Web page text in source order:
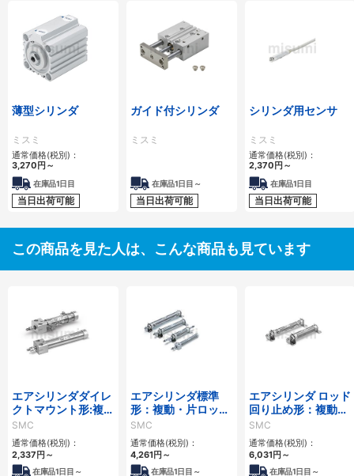
薄型シリンダ
ミスミ
通常価格(税別)：
3,270円～
在庫品1日目
当日出荷可能
ガイド付シリンダ
ミスミ
在庫品1日目～
当日出荷可能
シリンダ用センサ
ミスミ
通常価格(税別)：
2,370円～
在庫品1日目
当日出荷可能
この商品を見た人は、こんな商品も見ています
エアシリンダダイレ
クトマウント形:複
動・片ロッド/CJ2R
シリーズ
SMC
通常価格(税別)：
2,337円～
在庫品1日目～
エアシリンダ標準
形：複動・片ロッド
／CM2シリーズ
SMC
通常価格(税別)：
4,261円～
在庫品1日目～
エアシリンダ ロッド
回り止め形：複動・
片ロッド/CM2Kシ
リーズ
SMC
通常価格(税別)：
6,031円～
在庫品1日目～